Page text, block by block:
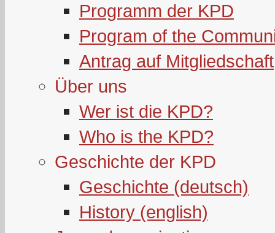
Programm der KPD
Program of the
Antrag auf Mitgliedschaft
Über uns
Wer ist die KPD?
Who is the KPD?
Geschichte der KPD
Geschichte (deutsch)
History (english)